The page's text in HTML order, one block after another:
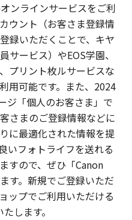
ンラインサービスをご利
ウント（お客さま登録情
録いただくことで、キヤ
サービス）やEOS学園、
プリント枚ルサービスな
用可能です。また、2024
ジ「個人のお客さま」で
さまのご登録情報などに
に最適化された情報を提
いフォトライフを送れる
すので、ぜひ「Canon
す。新規でご登録いただ
ップでご利用いただける
します。